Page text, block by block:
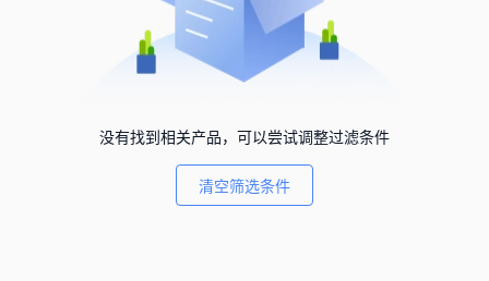
没有找到相关产品，可以尝试调整过滤条件
清空筛选条件